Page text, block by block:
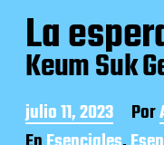
La
Keum Suk
F
e
julio 11, 2023 Por